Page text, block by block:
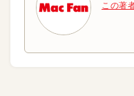
この著